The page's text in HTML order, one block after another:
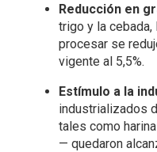
Reducción en
trigo y la
procesar se
vigente al 5,5%.
Estímulo a la
industrializados
tales como
— quedaron